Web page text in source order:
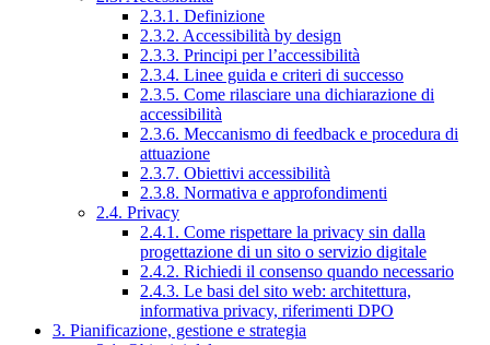
2.3.1. Definizione
2.3.2. Accessibilità by design
2.3.3. Principi per l’accessibilità
2.3.4. Linee guida e criteri di successo
2.3.5. Come rilasciare una dichiarazione di
accessibilità
2.3.6. Meccanismo di feedback e procedura di
attuazione
2.3.7. Obiettivi accessibilità
2.3.8. Normativa e approfondimenti
2.4. Privacy
2.4.1. Come rispettare la privacy sin dalla
progettazione di un sito o servizio digitale
2.4.2. Richiedi il consenso quando necessario
2.4.3. Le basi del sito web: architettura,
informativa privacy, riferimenti DPO
3. Pianificazione, gestione e strategia